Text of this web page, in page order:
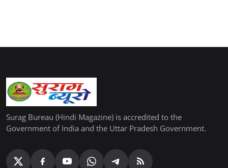
Surag Bureau (Hindi Magazine) is accredited to the
Government of India and the Uttar Pradesh Government.